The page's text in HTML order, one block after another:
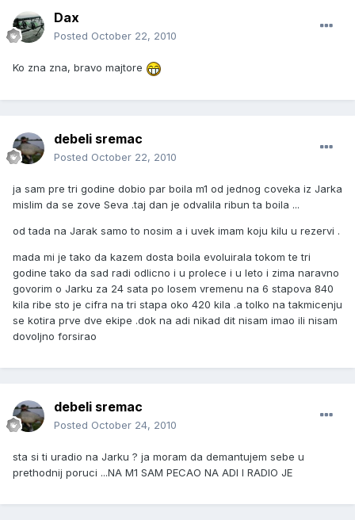
Dax
Posted October 22, 2010
Ko zna zna, bravo majtore
debeli sremac
Posted October 22, 2010
ja sam pre tri godine dobio par boila m1 od jednog coveka iz Jarka
mislim da se zove Seva .taj dan je odvalila ribun ta boila ...
od tada na Jarak samo to nosim a i uvek imam koju kilu u rezervi .
mada mi je tako da kazem dosta boila evoluirala tokom te tri
godine tako da sad radi odlicno i u prolece i u leto i zima naravno
govorim o Jarku za 24 sata po losem vremenu na 6 stapova 840
kila ribe sto je cifra na tri stapa oko 420 kila .a tolko na takmicenju
se kotira prve dve ekipe .dok na adi nikad dit nisam imao ili nisam
dovoljno forsirao
debeli sremac
Posted October 24, 2010
sta si ti uradio na Jarku ? ja moram da demantujem sebe u
prethodnij poruci ...NA M1 SAM PECAO NA ADI I RADIO JE